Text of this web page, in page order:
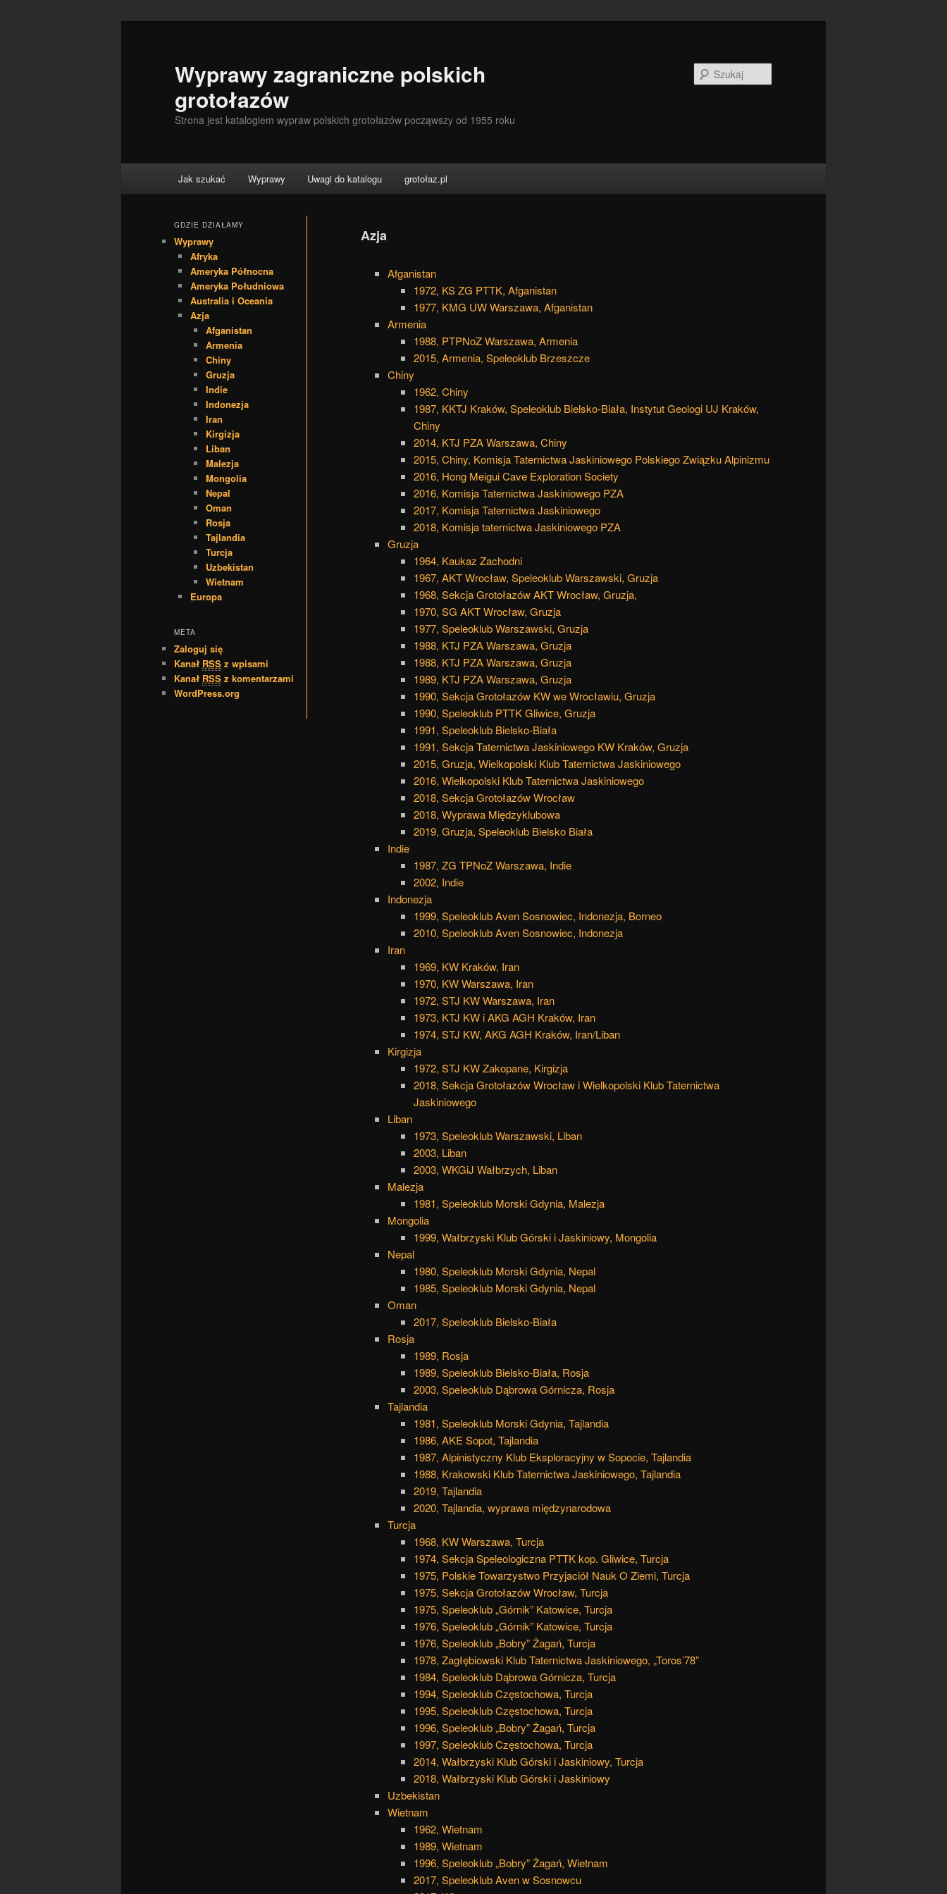
Wyprawy zagraniczne polskich
grotołazów
Strona jest katalogiem wypraw polskich grotołazów począwszy od 1955 roku
Przeskocz do tekstu
Przeskocz do widgetów
Jak szukać Wyprawy Uwagi do katalogu grotołaz.pl
Azja
Afganistan
1972, KS ZG PTTK, Afganistan
1977, KMG UW Warszawa, Afganistan
Armenia
1988, PTPNoZ Warszawa, Armenia
2015, Armenia, Speleoklub Brzeszcze
Chiny
1962, Chiny
1987, KKTJ Kraków, Speleoklub Bielsko-Biała, Instytut Geologi UJ Kraków,
Chiny
2014, KTJ PZA Warszawa, Chiny
2015, Chiny, Komisja Taternictwa Jaskiniowego Polskiego Związku Alpinizmu
2016, Hong Meigui Cave Exploration Society
2016, Komisja Taternictwa Jaskiniowego PZA
2017, Komisja Taternictwa Jaskiniowego
2018, Komisja taternictwa Jaskiniowego PZA
Gruzja
1964, Kaukaz Zachodni
1967, AKT Wrocław, Speleoklub Warszawski, Gruzja
1968, Sekcja Grotołazów AKT Wrocław, Gruzja,
1970, SG AKT Wrocław, Gruzja
1977, Speleoklub Warszawski, Gruzja
1988, KTJ PZA Warszawa, Gruzja
1988, KTJ PZA Warszawa, Gruzja
1989, KTJ PZA Warszawa, Gruzja
1990, Sekcja Grotołazów KW we Wrocławiu, Gruzja
1990, Speleoklub PTTK Gliwice, Gruzja
1991, Speleoklub Bielsko-Biała
1991, Sekcja Taternictwa Jaskiniowego KW Kraków, Gruzja
2015, Gruzja, Wielkopolski Klub Taternictwa Jaskiniowego
2016, Wielkopolski Klub Taternictwa Jaskiniowego
2018, Sekcja Grotołazów Wrocław
2018, Wyprawa Międzyklubowa
2019, Gruzja, Speleoklub Bielsko Biała
Indie
1987, ZG TPNoZ Warszawa, Indie
2002, Indie
Indonezja
1999, Speleoklub Aven Sosnowiec, Indonezja, Borneo
2010, Speleoklub Aven Sosnowiec, Indonezja
Iran
1969, KW Kraków, Iran
1970, KW Warszawa, Iran
1972, STJ KW Warszawa, Iran
1973, KTJ KW i AKG AGH Kraków, Iran
1974, STJ KW, AKG AGH Kraków, Iran/Liban
Kirgizja
1972, STJ KW Zakopane, Kirgizja
2018, Sekcja Grotołazów Wrocław i Wielkopolski Klub Taternictwa
Jaskiniowego
Liban
1973, Speleoklub Warszawski, Liban
2003, Liban
2003, WKGiJ Wałbrzych, Liban
Malezja
1981, Speleoklub Morski Gdynia, Malezja
Mongolia
1999, Wałbrzyski Klub Górski i Jaskiniowy, Mongolia
Nepal
1980, Speleoklub Morski Gdynia, Nepal
1985, Speleoklub Morski Gdynia, Nepal
Oman
2017, Speleoklub Bielsko-Biała
Rosja
1989, Rosja
1989, Speleoklub Bielsko-Biała, Rosja
2003, Speleoklub Dąbrowa Górnicza, Rosja
Tajlandia
1981, Speleoklub Morski Gdynia, Tajlandia
1986, AKE Sopot, Tajlandia
1987, Alpinistyczny Klub Eksploracyjny w Sopocie, Tajlandia
1988, Krakowski Klub Taternictwa Jaskiniowego, Tajlandia
2019, Tajlandia
2020, Tajlandia, wyprawa międzynarodowa
Turcja
1968, KW Warszawa, Turcja
1974, Sekcja Speleologiczna PTTK kop. Gliwice, Turcja
1975, Polskie Towarzystwo Przyjaciół Nauk O Ziemi, Turcja
1975, Sekcja Grotołazów Wrocław, Turcja
1975, Speleoklub „Górnik” Katowice, Turcja
1976, Speleoklub „Górnik” Katowice, Turcja
1976, Speleoklub „Bobry” Żagań, Turcja
1978, Zagłębiowski Klub Taternictwa Jaskiniowego, „Toros’78”
1984, Speleoklub Dąbrowa Górnicza, Turcja
1994, Speleoklub Częstochowa, Turcja
1995, Speleoklub Częstochowa, Turcja
1996, Speleoklub „Bobry” Żagań, Turcja
1997, Speleoklub Częstochowa, Turcja
2014, Wałbrzyski Klub Górski i Jaskiniowy, Turcja
2018, Wałbrzyski Klub Górski i Jaskiniowy
Uzbekistan
Wietnam
1962, Wietnam
1989, Wietnam
1996, Speleoklub „Bobry” Żagań, Wietnam
2017, Speleoklub Aven w Sosnowcu
GDZIE DZIAŁAMY
Wyprawy
Afryka
Ameryka Północna
Ameryka Południowa
Australia i Oceania
Azja
Afganistan
Armenia
Chiny
Gruzja
Indie
Indonezja
Iran
Kirgizja
Liban
Malezja
Mongolia
Nepal
Oman
Rosja
Tajlandia
Turcja
Uzbekistan
Wietnam
Europa
META
Zaloguj się
Kanał RSS z wpisami
Kanał RSS z komentarzami
WordPress.org